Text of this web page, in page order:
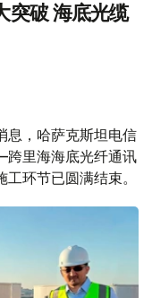
突破 海底光缆
息，哈萨克斯坦电信
里海海底光纤通讯
环节已圆满结束。